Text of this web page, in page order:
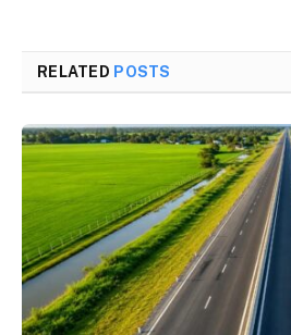
RELATED POSTS